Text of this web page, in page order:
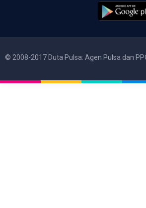
© 2008-2017 Duta Pulsa: Agen Pulsa dan